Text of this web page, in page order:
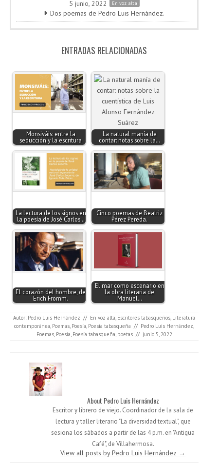
5 junio, 2022 En voz alta
Dos poemas de Pedro Luis Hernández.
ENTRADAS RELACIONADAS
Monsiváis: entre la
seducción y la escritura
La natural manía de
contar: notas sobre la…
La lectura de los signos en
la poesía de José Carlos…
Cinco poemas de Beatriz
Pérez Pereda.
El corazón del hombre, de
Erich Fromm.
El mar como escenario en
la obra literaria de
Manuel…
Autor: Pedro Luis Hernández // En voz alta, Escritores tabasqueños, Literatura
contemporánea, Poemas, Poesía, Poesía tabasqueña // Pedro Luis Hernández,
Poemas, Poesía, Poesía tabasqueña, poetas // junio 5, 2022
About Pedro Luis Hernández
Escritor y librero de viejo. Coordinador de la sala de
lectura y taller literario "La diversidad textual", que
sesiona los sábados a partir de las 4 p.m. en "Antigua
Café", de Villahermosa.
View all posts by Pedro Luis Hernández →